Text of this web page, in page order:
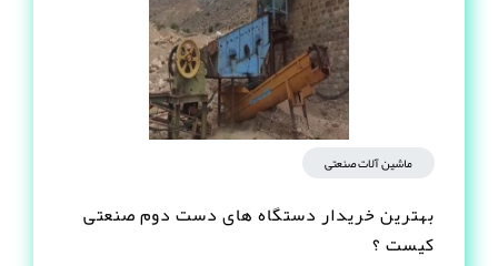
ماشین آلات صنعتی
بهترین خریدار دستگاه های دست دوم صنعتی
کیست ؟